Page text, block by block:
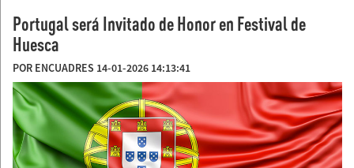
Portugal será Invitado de Honor en Festival de
Huesca
POR ENCUADRES 14-01-2026 14:13:41